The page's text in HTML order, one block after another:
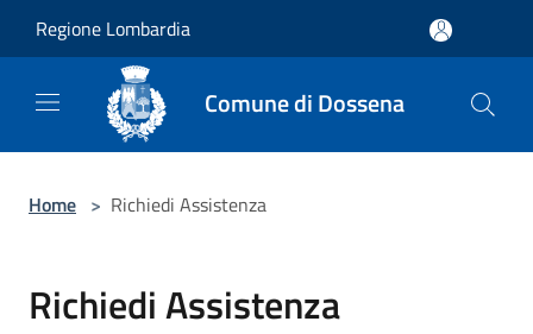
Regione Lombardia
Comune di Dossena
Home > Richiedi Assistenza
Richiedi Assistenza